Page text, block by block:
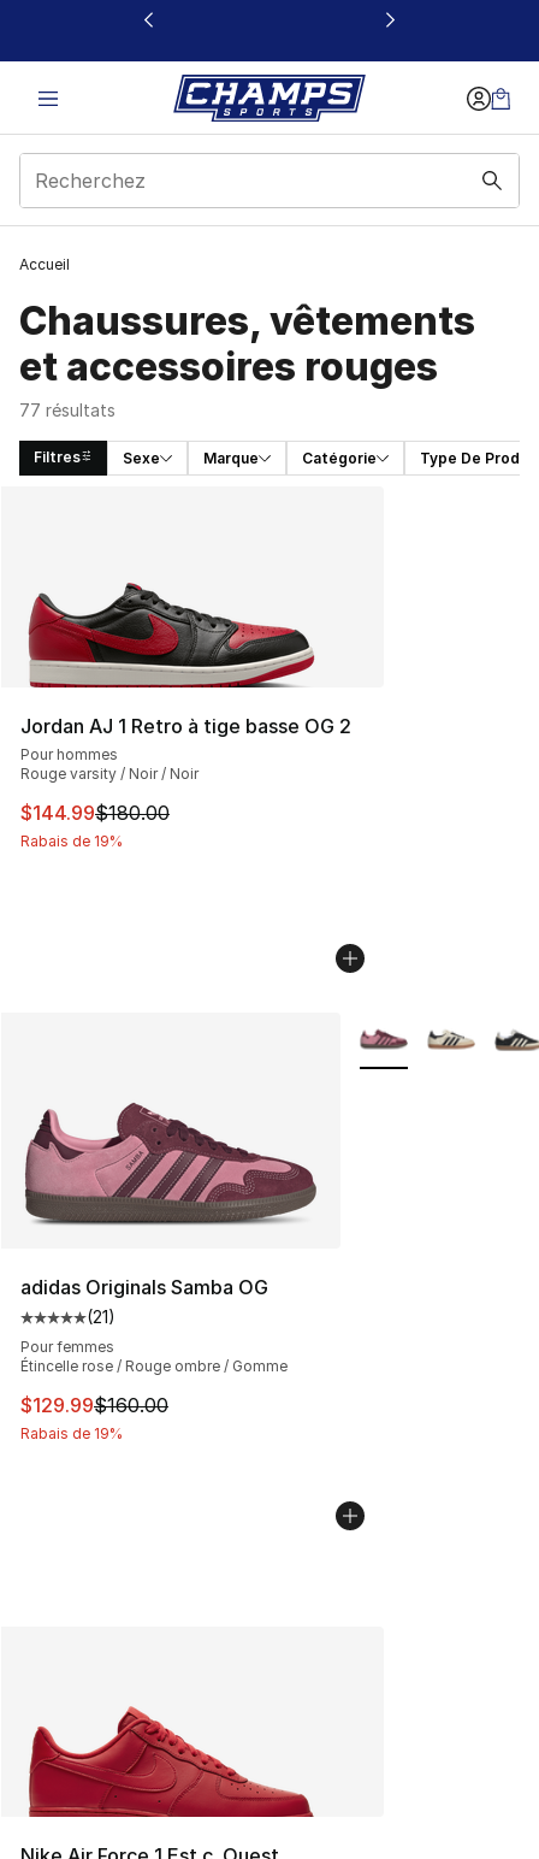
Ce lien s’ouvrira dans une nouvelle fenêtre
Accueil
Chaussures, vêtements
et accessoires rouges
77 résultats
Filtres Sexe Marque Catégorie Type De Produit
Jordan AJ 1 Retro à tige basse OG 2
Pour hommes
Rouge varsity / Noir / Noir
Cet article est en solde. Le prix est passé de $180.00 à
$144.99$180.00
Rabais de 19%
adidas Originals Samba OG
Cote moyenne du client - [5 sur 5 étoiles], 21
(21)
Pour femmes
Étincelle rose / Rouge ombre / Gomme
Cet article est en solde. Le prix est passé de $160.00 à
$129.99$160.00
Rabais de 19%
Plus de couleurs